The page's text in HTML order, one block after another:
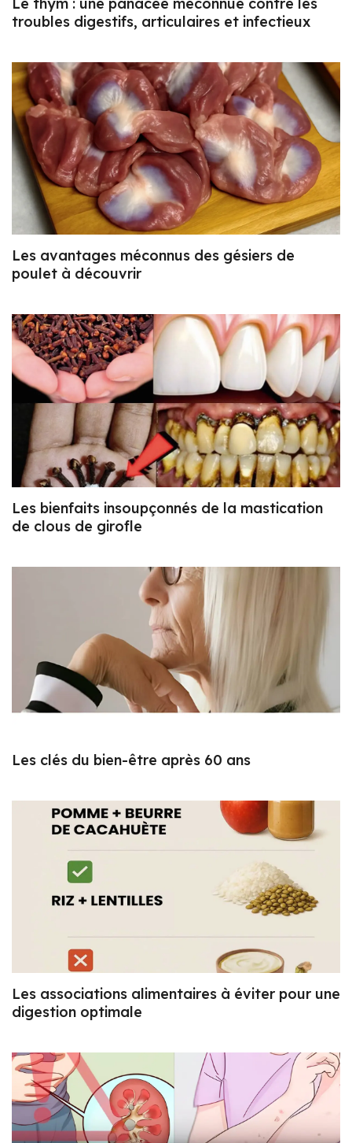
troubles digestifs, articulaires et infectieux
Les avantages méconnus des gésiers de
poulet à découvrir
Les bienfaits insoupçonnés de la mastication
de clous de girofle
Les clés du bien-être après 60 ans
Les associations alimentaires à éviter pour une
digestion optimale